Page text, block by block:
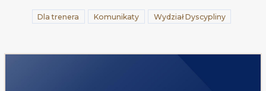
Dla trenera Komunikaty Wydział Dyscypliny